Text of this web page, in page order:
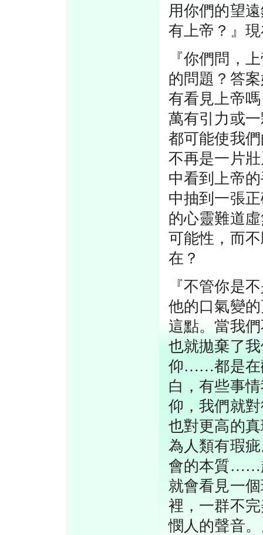
用你們的望
有上帝？』
『你們問，
的問題？答
有看見上帝
萬有引力或
都可能使我
不再是一片
中看到上帝
中抽到一張
的心靈難道
可能性，而
在？
『不管你是
他的口氣變
這點。當我
也就拋棄了
仰……都是在
白，有些事
仰，我們就
也對更高的
為人類有瑕
會的本質……
就會看見一
裡，一群不
憫人的聲音